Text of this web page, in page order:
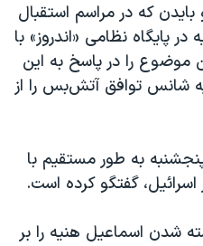
ایران
بایدن که در مراسم استقبال
پایگاه نظامی «اندروز» با
موضوع را در پاسخ به این
شانس توافق آتش‌بس را از
به طور مستقیم با
گفتگو کرده است.
شدن اسماعیل هنیه را بر